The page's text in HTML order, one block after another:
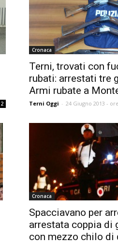
2
Cronaca
Terni, trovati con
rubati: arrestati tre
Armi rubate a
Terni Oggi - 24 Giugno 2013 -
Cronaca
Spacciavano per
arrestata coppia di
con mezzo chilo di